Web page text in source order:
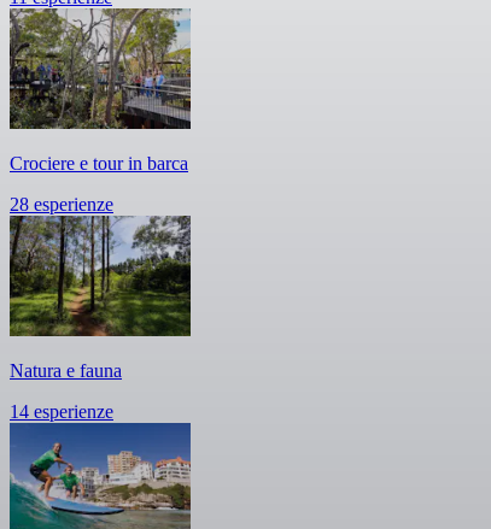
Crociere e tour in barca
28 esperienze
Natura e fauna
14 esperienze